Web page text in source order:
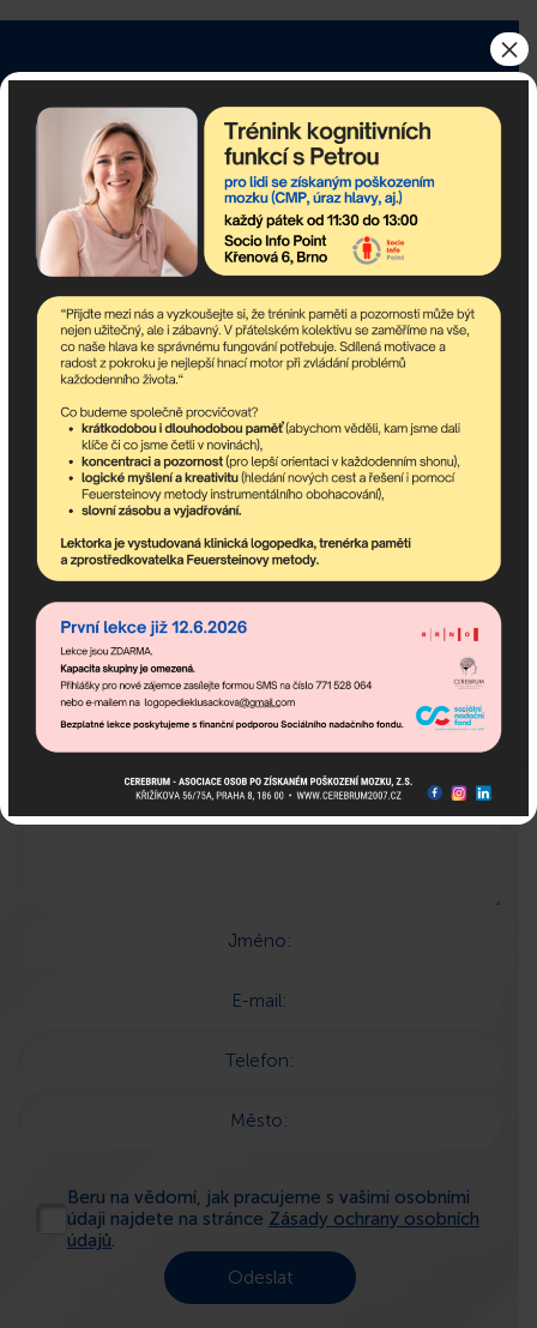
Odebírejte newsletter!
newsletter obsahuje nejaktuálnější nadcházející akce
komunitního centra a dění v asociaci.
Pokud potřebujete poradit,
jsme tu pro Vás!
Jméno:
E-mail:
Telefon:
Město:
Beru na vědomí, jak pracujeme s vašimi osobními
údaji najdete na stránce Zásady ochrany osobních
údajů.
×